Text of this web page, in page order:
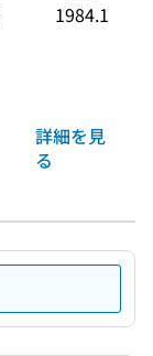
1984.1
詳細を見
る